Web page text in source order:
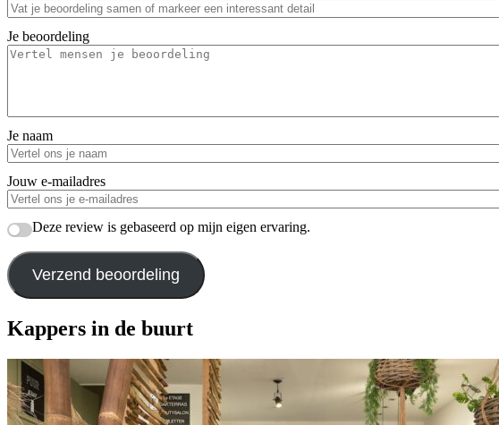
Je beoordeling
Je naam
Jouw e-mailadres
Deze review is gebaseerd op mijn eigen ervaring.
Verzend beoordeling
Kappers in de buurt